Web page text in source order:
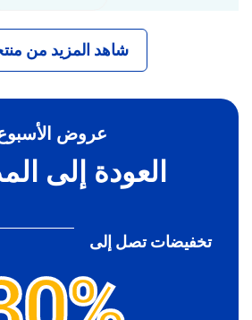
شاهد المزيد من
عروض
العودة إلى
تخفيضات تصل إلى